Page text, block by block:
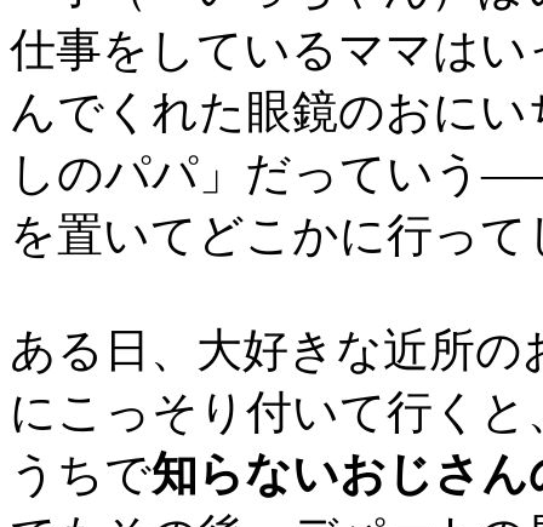
仕事をしているママは
んでくれた眼鏡のおに
しのパパ」だっていう
を置いてどこかに行っ
ある日、大好きな近所
にこっそり付いて行く
うちで知らないおじさ